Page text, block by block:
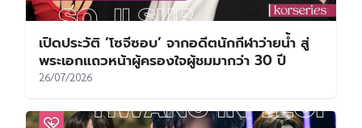
เปิดประวัติ ‘โซจีซอบ’ จากอดีตนักกีฬาว่ายน้ำ สู่
พระเอกแถวหน้าผู้ครองใจผู้ชมมากว่า 30 ปี
26/07/2026